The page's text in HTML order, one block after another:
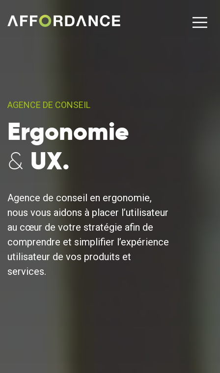
AGENCE DE CONSEIL
Ergonomie
& UX.
Agence de conseil en ergonomie,
nous vous aidons à placer l’utilisateur
au cœur de votre stratégie afin de
comprendre et simplifier l’expérience
utilisateur de vos produits et
services.